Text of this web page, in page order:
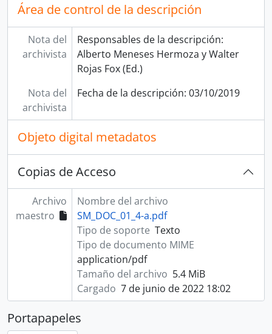
Área de control de la descripción
Nota del
archivista
Responsables de la descripción:
Alberto Meneses Hermoza y Walter
Rojas Fox (Ed.)
Nota del
archivista
Fecha de la descripción: 03/10/2019
Objeto digital metadatos
Copias de Acceso
Archivo
maestro
Nombre del archivo
SM_DOC_01_4-a.pdf
Tipo de soporte Texto
Tipo de documento MIME
application/pdf
Tamaño del archivo 5.4 MiB
Cargado 7 de junio de 2022 18:02
Portapapeles